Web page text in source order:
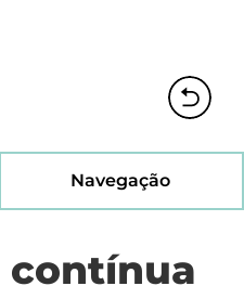
Navegação
contínua